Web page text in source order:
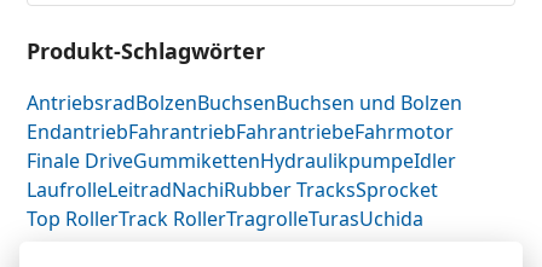
Produkt-Schlagwörter
AntriebsradBolzenBuchsenBuchsen und Bolzen
EndantriebFahrantriebFahrantriebeFahrmotor
Finale DriveGummikettenHydraulikpumpeIdler
LaufrolleLeitradNachiRubber TracksSprocket
Top RollerTrack RollerTragrolleTurasUchida